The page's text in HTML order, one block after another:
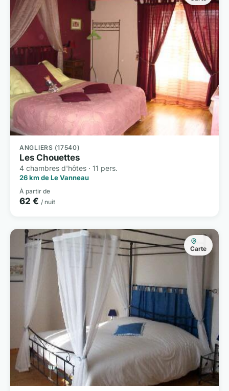
ANGLIERS (17540)
Les Chouettes
4 chambres d'hôtes · 11 pers.
26 km de Le Vanneau
À partir de
62 € / nuit
Carte